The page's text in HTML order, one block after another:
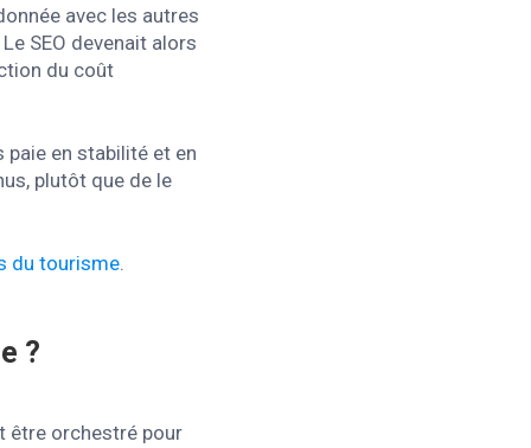
avec les autres
SEO devenait alors
du coût
paie en stabilité et en
plutôt que de le
du tourisme
?
être orchestré pour